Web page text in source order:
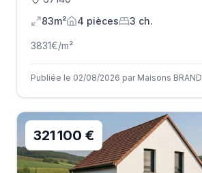
83m²
4 pièces 3 ch.
3831€/m²
Publiée le 02/08/2026 par Maisons BRAND
321 100 €